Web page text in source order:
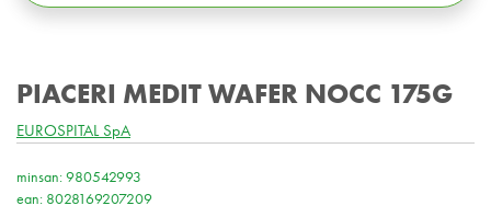
PIACERI MEDIT WAFER NOCC 175G
EUROSPITAL SpA
minsan: 980542993
ean: 8028169207209